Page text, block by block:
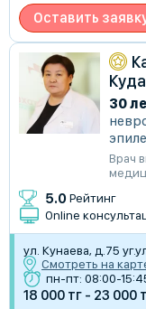
Оставить
30
Врач
5.0 Рейтинг
Online
ул. Кунаева, д.75
Смотреть на
пн-пт: 08:00-
18 000 тг - 23 000